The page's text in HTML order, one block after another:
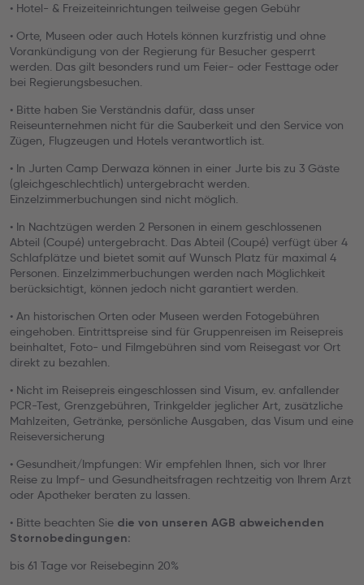
• Hotel- & Freizeiteinrichtungen teilweise gegen Gebühr
• Orte, Museen oder auch Hotels können kurzfristig und ohne
Vorankündigung von der Regierung für Besucher gesperrt
werden. Das gilt besonders rund um Feier- oder Festtage oder
bei Regierungsbesuchen.
• Bitte haben Sie Verständnis dafür, dass unser
Reiseunternehmen nicht für die Sauberkeit und den Service von
Zügen, Flugzeugen und Hotels verantwortlich ist.
• In Jurten Camp Derwaza können in einer Jurte bis zu 3 Gäste
(gleichgeschlechtlich) untergebracht werden.
Einzelzimmerbuchungen sind nicht möglich.
• In Nachtzügen werden 2 Personen in einem geschlossenen
Abteil (Coupé) untergebracht. Das Abteil (Coupé) verfügt über 4
Schlafplätze und bietet somit auf Wunsch Platz für maximal 4
Personen. Einzelzimmerbuchungen werden nach Möglichkeit
berücksichtigt, können jedoch nicht garantiert werden.
• An historischen Orten oder Museen werden Fotogebühren
eingehoben. Eintrittspreise sind für Gruppenreisen im Reisepreis
beinhaltet, Foto- und Filmgebühren sind vom Reisegast vor Ort
direkt zu bezahlen.
• Nicht im Reisepreis eingeschlossen sind Visum, ev. anfallender
PCR-Test, Grenzgebühren, Trinkgelder jeglicher Art, zusätzliche
Mahlzeiten, Getränke, persönliche Ausgaben, das Visum und eine
Reiseversicherung
• Gesundheit/Impfungen: Wir empfehlen Ihnen, sich vor Ihrer
Reise zu Impf- und Gesundheitsfragen rechtzeitig von Ihrem Arzt
oder Apotheker beraten zu lassen.
• Bitte beachten Sie die von unseren AGB abweichenden
Stornobedingungen:
bis 61 Tage vor Reisebeginn 20%